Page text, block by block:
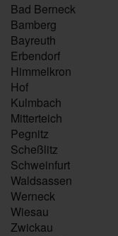
Bad Berneck
Bamberg
Bayreuth
Erbendorf
Himmelkron
Hof
Kulmbach
Mitterteich
Pegnitz
Scheßlitz
Schweinfurt
Waldsassen
Werneck
Wiesau
Zwickau